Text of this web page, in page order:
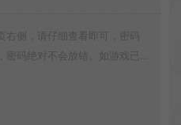
右侧，请仔细查看即可，密码
密码绝对不会放错。如游戏已